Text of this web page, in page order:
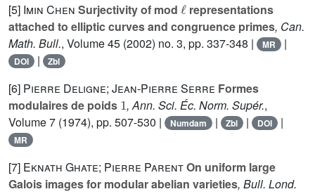
[5] Imin Chen Surjectivity of mod representations
attached to elliptic curves and congruence primes, Can.
Math. Bull., Volume 45 (2002) no. 3, pp. 337-348 | MR |
DOI | Zbl
[6] Pierre Deligne; Jean-Pierre Serre Formes
modulaires de poids
1
, Ann. Sci. Éc. Norm. Supér.,
Volume 7 (1974), pp. 507-530 | Numdam | Zbl | DOI |
MR
[7] Eknath Ghate; Pierre ParentOn uniform large
Galois images for modular abelian varieties, Bull. Lond.